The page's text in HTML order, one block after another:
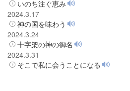
いのち注ぐ恵み
2024.3.17
神の国を味わう
2024.3.24
十字架の神の御名
2024.3.31
そこで私に会うことになる